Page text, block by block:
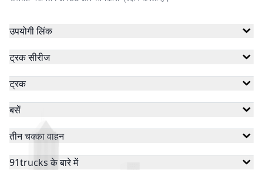
उपयोगी लिंक
ट्रक सीरीज
ट्रक
बसें
तीन चक्का वाहन
91trucks के बारे में